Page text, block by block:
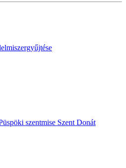
szentmise Szent Donát